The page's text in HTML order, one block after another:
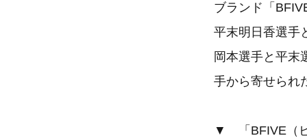
ブランド「
平末明日香選手
岡本選手と平末
手から寄せられ
▼ 「BFIVE（ビ